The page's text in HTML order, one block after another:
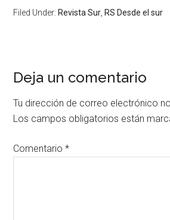
Filed Under: Revista Sur RS Desde el sur
Deja un comentario
Tu dirección de correo electrónico
Los campos obligatorios están
Comentario*